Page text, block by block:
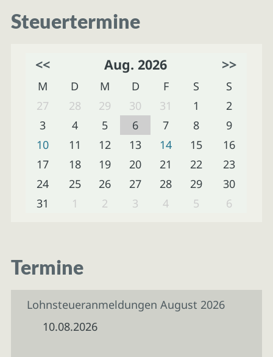
Steuertermine
<< Aug. 2026 >>
M D M D F S
S
27
28 29 30 31 1
2
3
4 5 6 7 8
9
10
11 12 13 14 15
16
17
18 19 20 21 22
23
24
25 26 27 28 29
30
31
1 2 3 4 5 6
Termine
Lohnsteueranmeldungen August 2026
10.08.2026